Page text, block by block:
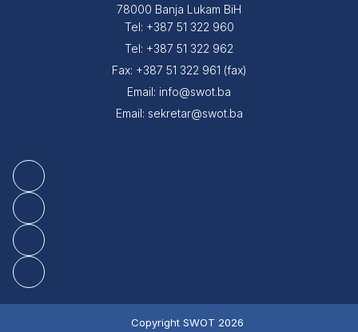
78000 Banja Lukam BiH
Tel: +387 51 322 960
Tel: +387 51 322 962
Fax: +387 51 322 961 (fax)
Email: info@swot.ba
Email: sekretar@swot.ba
Copyright SWOT 2026